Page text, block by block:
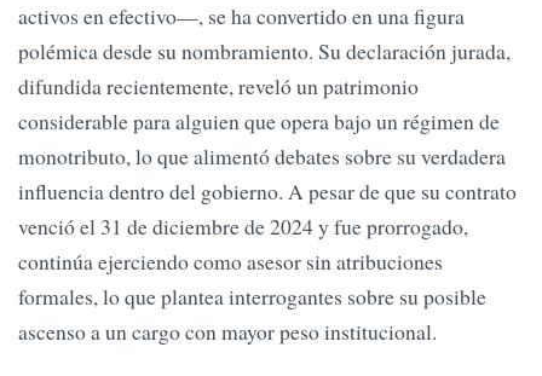
activos en efectivo—, se ha convertido en una figura
polémica desde su nombramiento. Su declaración jurada,
difundida recientemente, reveló un patrimonio
considerable para alguien que opera bajo un régimen de
monotributo, lo que alimentó debates sobre su verdadera
influencia dentro del gobierno. A pesar de que su contrato
venció el 31 de diciembre de 2024 y fue prorrogado,
continúa ejerciendo como asesor sin atribuciones
formales, lo que plantea interrogantes sobre su posible
ascenso a un cargo con mayor peso institucional.